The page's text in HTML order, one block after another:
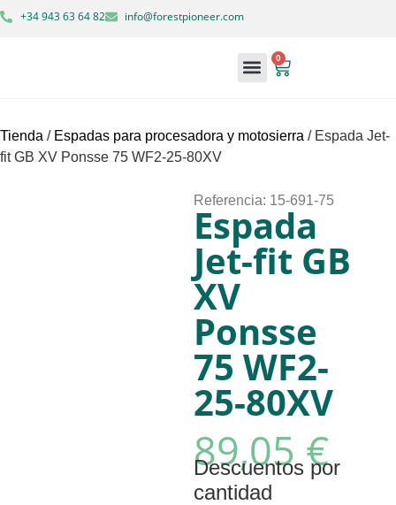
+34 943 63 64 82 info@forestpioneer.com
0
Tienda / Espadas para procesadora y motosierra / Espada Jet-
fit GB XV Ponsse 75 WF2-25-80XV
Referencia: 15-691-75
Espada
Jet-fit GB
XV
Ponsse
75 WF2-
25-80XV
89,05€
Descuentos por
cantidad